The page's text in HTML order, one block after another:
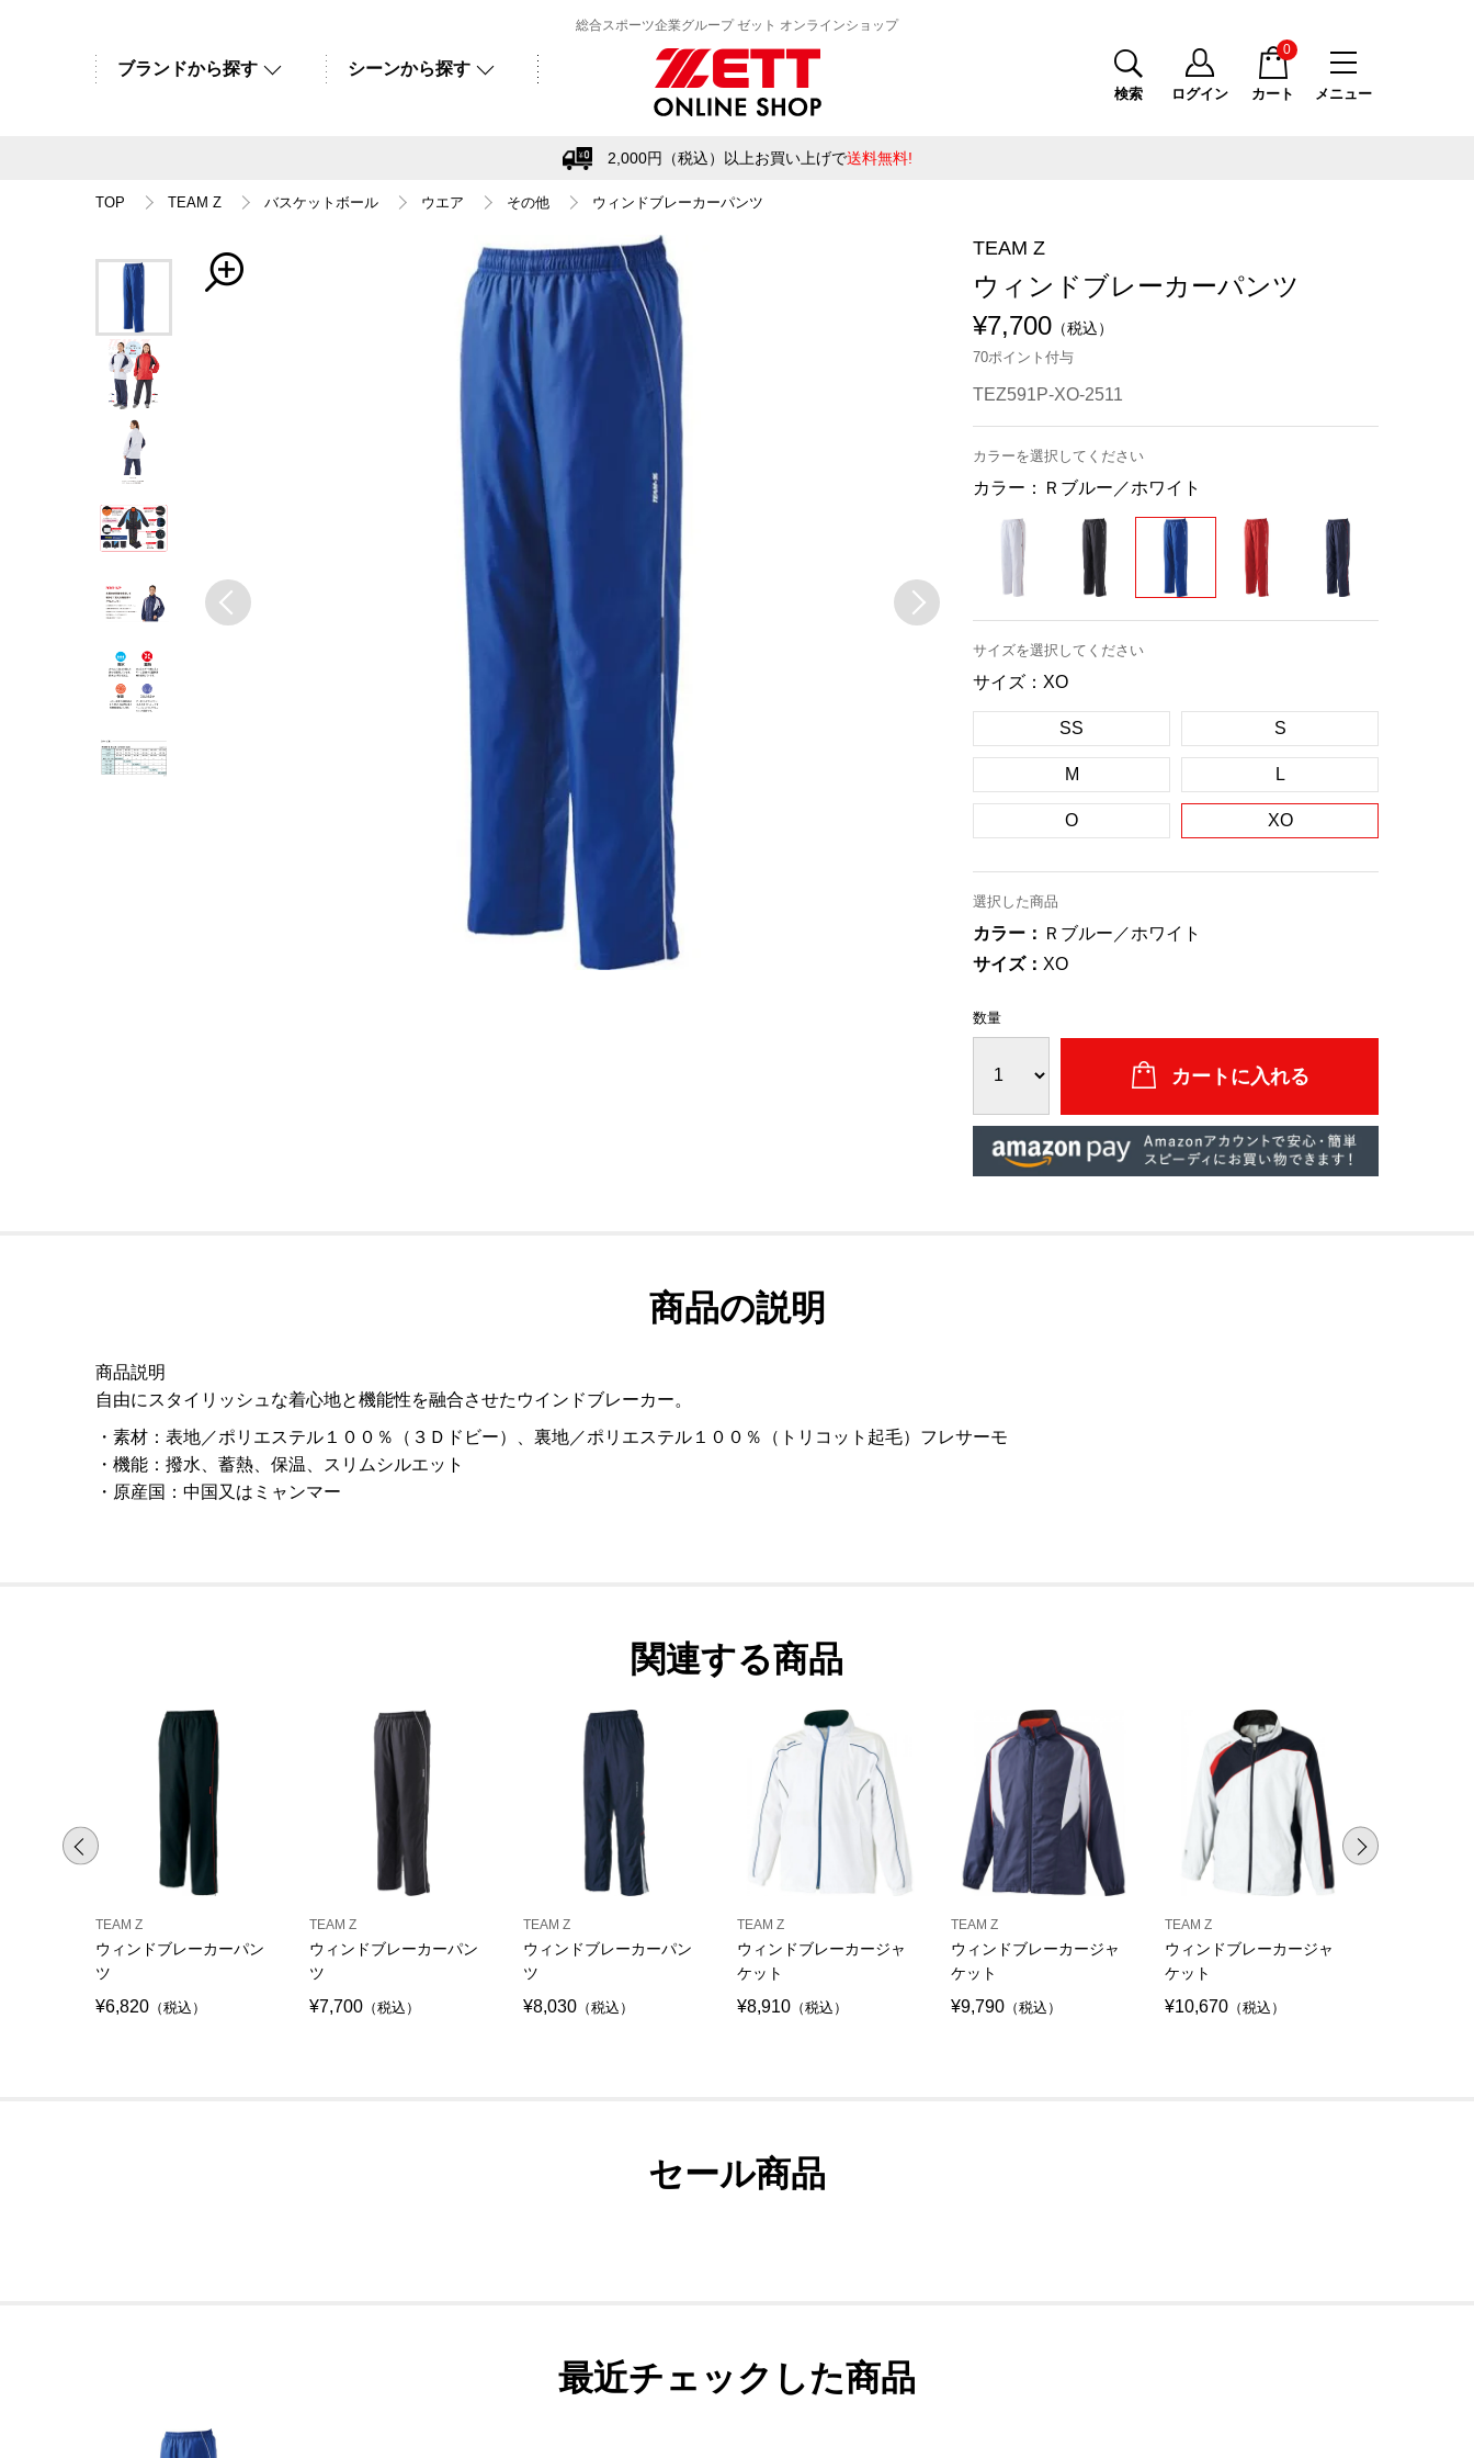
総合スポーツ企業グループ ゼット オンラインショップ
ブランドから探す シーンから探す
メニュー
検索 ログイン カート
0
2,000円（税込）以上お買い上げで送料無料!
TOP TEAM Z バスケットボール ウエア その他 ウィンドブレーカーパンツ
TEAM Z
ウィンドブレーカーパンツ
¥7,700 （税込）
70ポイント付与
TEZ591P-XO-2511
カラーを選択してください
カラー： Ｒブルー／ホワイト
サイズを選択してください
サイズ： XO
SS S
M L
O XO
選択した商品
カラー： Ｒブルー／ホワイト
サイズ： XO
数量
商品の説明
商品説明
自由にスタイリッシュな着心地と機能性を融合させたウインドブレーカー。
素材 ： 表地／ポリエステル１００％（３Ｄドビー）、裏地／ポリエステル１００％（トリコット起毛）フレサーモ
機能 ： 撥水、蓄熱、保温、スリムシルエット
原産国 ： 中国又はミャンマー
関連する商品
TEAM Z
ウィンドブレーカーパン
ツ
¥6,820 （税込）
TEAM Z
ウィンドブレーカーパン
ツ
¥7,700 （税込）
TEAM Z
ウィンドブレーカーパン
ツ
¥8,030 （税込）
TEAM Z
ウィンドブレーカージャ
ケット
¥8,910 （税込）
TEAM Z
ウィンドブレーカージャ
ケット
¥9,790 （税込）
TEAM Z
ウィンドブレーカージャ
ケット
¥10,670 （税込）
セール商品
最近チェックした商品